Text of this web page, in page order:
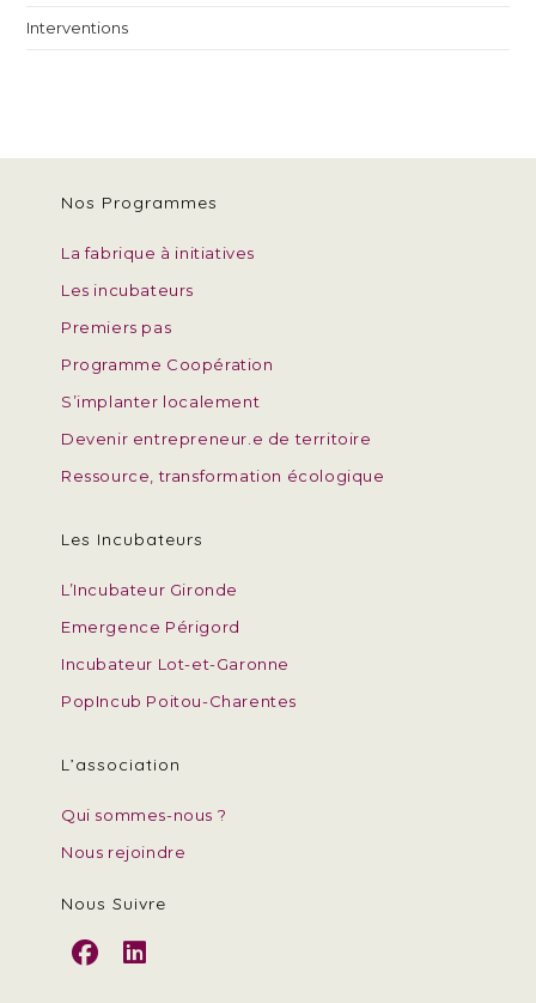
Interventions
Nos Programmes
La fabrique à initiatives
Les incubateurs
Premiers pas
Programme Coopération
S’implanter localement
Devenir entrepreneur.e de territoire
Ressource, transformation écologique
Les Incubateurs
L’Incubateur Gironde
Emergence Périgord
Incubateur Lot-et-Garonne
PopIncub Poitou-Charentes
L’association
Qui sommes-nous ?
Nous rejoindre
Nous Suivre